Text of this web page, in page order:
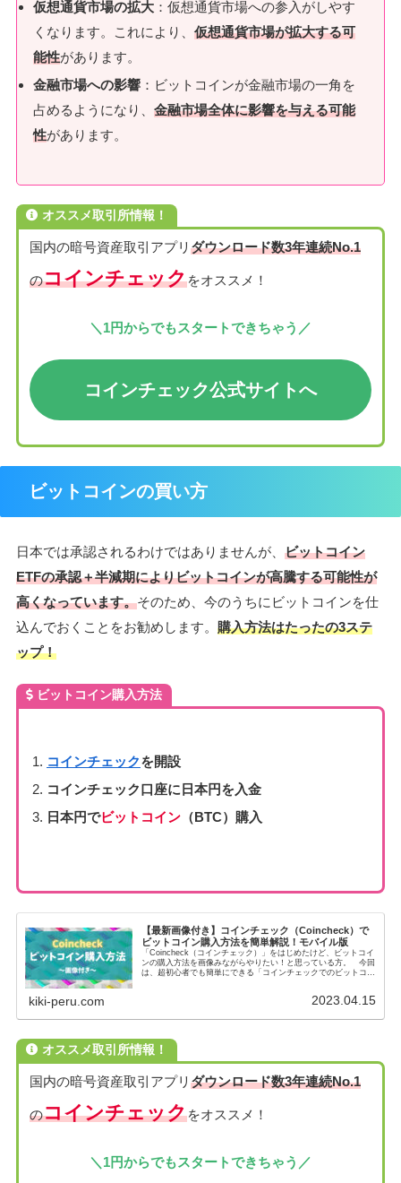
仮想通貨市場の拡大 ：仮想通貨市場への参入がしやす
くなります。これにより、 仮想通貨市場が拡大する可
能性があります。
金融市場への影響 ：ビットコインが金融市場の一角を
占めるようになり、 金融市場全体に影響を与える可能
性があります。
オススメ取引所情報！
国内の暗号資産取引アプリ ダウンロード数3年連続No.1
のコインチェックをオススメ！
＼1円からでもスタートできちゃう／
コインチェック公式サイトへ
ビットコインの買い方
日本では承認されるわけではありませんが、 ビットコイン
ETFの承認＋半減期によりビットコインが高騰する可能性が
高くなっています。そのため、今のうちにビットコインを仕
込んでおくことをお勧めします。 購入方法はたったの3ステ
ップ！
ビットコイン購入方法
コインチェックを開設
コインチェック口座に日本円を入金
日本円でビットコイン （BTC）購入
【最新画像付き】コインチェック（Coincheck）で
ビットコイン購入方法を簡単解説！モバイル版
「Coincheck（コインチェック）」をはじめたけど、ビットコイ
ンの購入方法を画像みながらやりたい！と思っている方。 今回
は、超初心者でも簡単にできる「コインチェックでのビットコイ
kiki-peru.com 2023.04.15
オススメ取引所情報！
国内の暗号資産取引アプリ ダウンロード数3年連続No.1
のコインチェックをオススメ！
＼1円からでもスタートできちゃう／